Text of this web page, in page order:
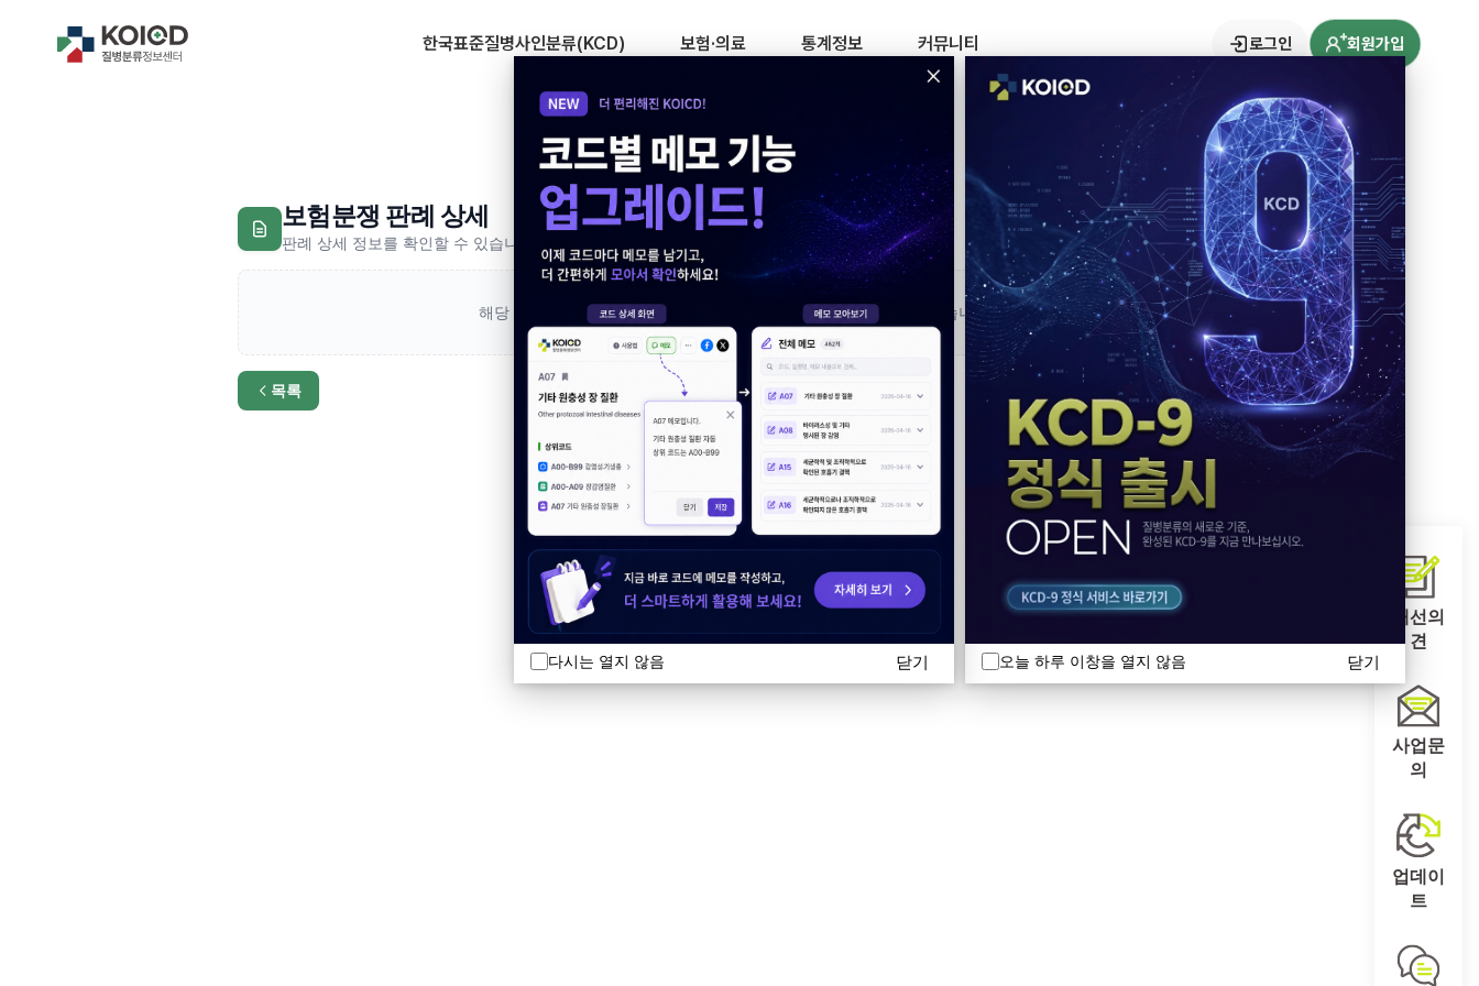
개선의
견
사업문
의
업데이
트
한국표준질병사인분류(KCD) 보험·의료 통계정보 커뮤니티 로그인 회원가입
보험분쟁 판례 상세
판례 상세 정보를 확인할 수 있습니다
해당 판례를 찾을 수 없습니다. (일시적 오류이거나 삭제되었을 수 있습니다.)
목록
오늘 하루 이창을 열지 않음 닫기
다시는 열지 않음 닫기